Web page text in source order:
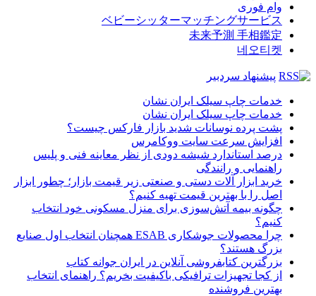
وام فوری
ベビーシッターマッチングサービス
未来予測 手相鑑定
네오티켓
پیشنهاد سردبیر
خدمات چاپ سیلک ایران نشان
خدمات چاپ سیلک ایران نشان
پشت پرده نوسانات شدید بازار فارکس چیست؟
افزایش سرعت سایت ووکامرس
درصد استاندارد شیشه دودی از نظر معاینه فنی و پلیس
راهنمایی و رانندگی
خرید ابزار آلات دستی و صنعتی زیر قیمت بازار؛ چطور ابزار
اصل را با بهترین قیمت تهیه کنیم؟
چگونه بیمه آتش‌سوزی برای منزل مسکونی خود انتخاب
کنیم؟
چرا محصولات جوشکاری ESAB همچنان انتخاب اول صنایع
بزرگ هستند؟
بزرگترین کتابفروشی آنلاین در ایران جوانه کتاب
از کجا تجهیزات ترافیکی باکیفیت بخریم؟ راهنمای انتخاب
بهترین فروشنده